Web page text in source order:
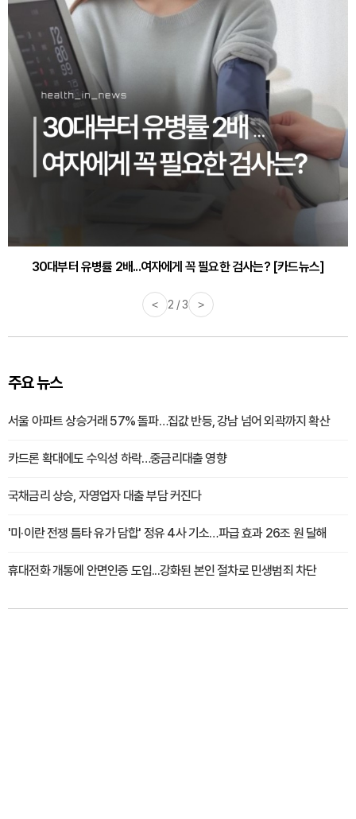
30대부터 유병률 2배...여자에게 꼭 필요한 검사는? [카드뉴스]
감기·독감 예방하고 면역력 높이는 4가지 영양제 [카드뉴스]
< 3 / 3 >
주요 뉴스
서울 아파트 상승거래 57% 돌파…집값 반등, 강남 넘어 외곽까지 확산
카드론 확대에도 수익성 하락…중금리대출 영향
국채금리 상승, 자영업자 대출 부담 커진다
'미·이란 전쟁 틈타 유가 담합' 정유 4사 기소…파급 효과 26조 원 달해
휴대전화 개통에 안면인증 도입...강화된 본인 절차로 민생범죄 차단